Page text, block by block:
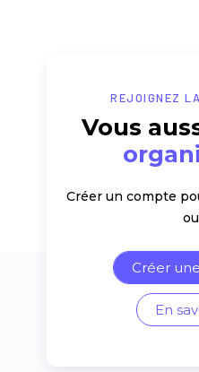
REJOIGNEZ
Vous
Créer un compte
Créer
En